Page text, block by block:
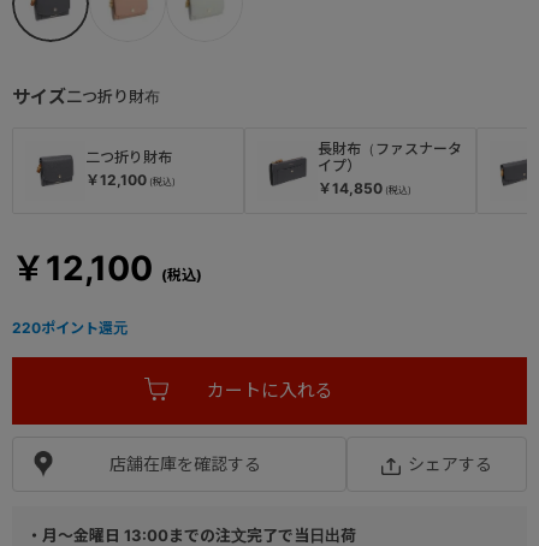
・月～金曜日 13:00までの注文完了で当日出荷
￥12,100
サイズ二つ折り財布
二つ折り財布
￥12,100
長財布（ファスナータ
イプ）
￥14,850
店舗在庫を確認する シェアする
220ポイント還元